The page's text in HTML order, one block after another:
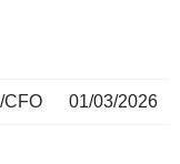
CFO 01/03/2026